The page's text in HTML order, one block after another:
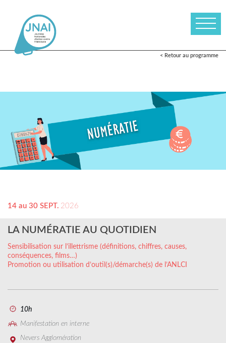
< Retour au programme
14 au 30 SEPT. 2026
LA NUMÉRATIE AU QUOTIDIEN
Sensibilisation sur l’illettrisme (définitions, chiffres, causes,
conséquences, films…)
Promotion ou utilisation d’outil(s)/démarche(s) de l’ANLCI
10h
Manifestation en interne
Nevers Agglomération